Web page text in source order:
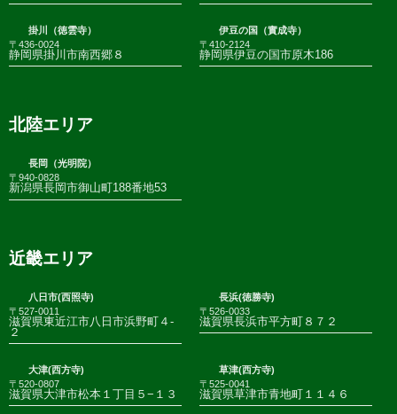
掛川（徳雲寺）
〒436-0024
静岡県掛川市南西郷８
伊豆の国（實成寺）
〒410-2124
静岡県伊豆の国市原木186
北陸エリア
長岡（光明院）
〒940-0828
新潟県長岡市御山町188番地53
近畿エリア
八日市(西照寺)
〒527-0011
滋賀県東近江市八日市浜野町４-
２
長浜(徳勝寺)
〒526-0033
滋賀県長浜市平方町８７２
大津(西方寺)
〒520-0807
滋賀県大津市松本１丁目５−１３
草津(西方寺)
〒525-0041
滋賀県草津市青地町１１４６